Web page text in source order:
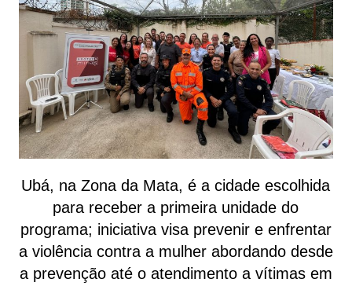
Ubá, na Zona da Mata, é a cidade escolhida
para receber a primeira unidade do
programa; iniciativa visa prevenir e enfrentar
a violência contra a mulher abordando desde
a prevenção até o atendimento a vítimas em